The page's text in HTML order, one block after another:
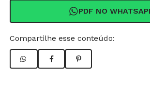
PDF NO
Compartilhe esse conteúdo: